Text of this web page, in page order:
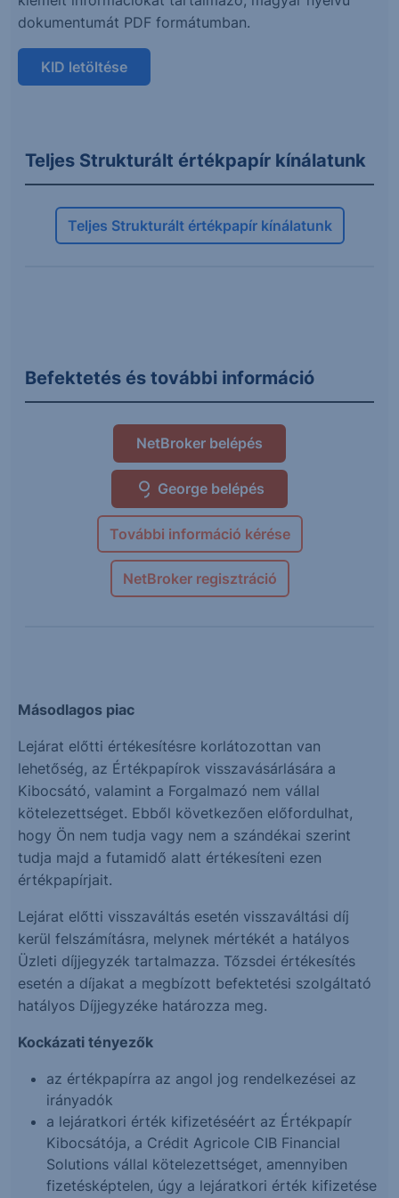
dokumentumát PDF formátumban.
KID letöltése
Teljes Strukturált értékpapír kínálatunk
Teljes Strukturált értékpapír kínálatunk
Befektetés és további információ
NetBroker belépés
George belépés
További információ kérése
NetBroker regisztráció
Másodlagos piac
Lejárat előtti értékesítésre korlátozottan van
lehetőség, az Értékpapírok visszavásárlására a
Kibocsátó, valamint a Forgalmazó nem vállal
kötelezettséget. Ebből következően előfordulhat,
hogy Ön nem tudja vagy nem a szándékai szerint
tudja majd a futamidő alatt értékesíteni ezen
értékpapírjait.
Lejárat előtti visszaváltás esetén visszaváltási díj
kerül felszámításra, melynek mértékét a hatályos
Üzleti díjjegyzék tartalmazza. Tőzsdei értékesítés
esetén a díjakat a megbízott befektetési szolgáltató
hatályos Díjjegyzéke határozza meg.
Kockázati tényezők
az értékpapírra az angol jog rendelkezései az
irányadók
a lejáratkori érték kifizetéséért az Értékpapír
Kibocsátója, a Crédit Agricole CIB Financial
Solutions vállal kötelezettséget, amennyiben
fizetésképtelen, úgy a lejáratkori érték kifizetése